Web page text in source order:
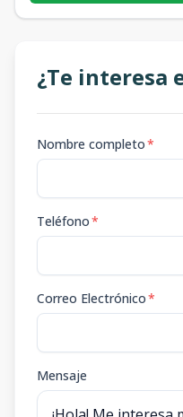
¿Te interesa
Nombre completo*
Teléfono*
Correo Electrónico*
Mensaje